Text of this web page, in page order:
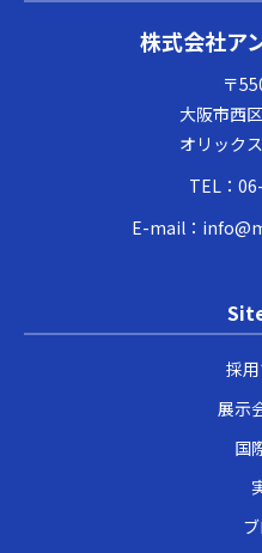
株式会社ア
〒
大阪市西
オリック
TEL：
E-mail：
採
展示
国